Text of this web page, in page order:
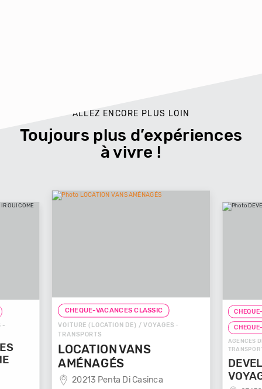
ALLEZ ENCORE PLUS LOIN
Toujours plus d’expériences
à vivre !
CHEQUE-VACANCES CLASSIC
VOITURE (LOCATION DE) / VOYAGES -
LOCATION VANS
AMÉNAGÉS
20213 Penta Di Casinca
CHEQUE-VACANCES
CHEQUE-VACANCES
AGENCES DE VOYAGES /
VOYAGES